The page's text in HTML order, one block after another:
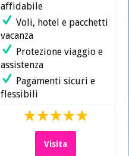
affidabile
Voli, hotel e pacchetti
vacanza
Protezione viaggio e
assistenza
Pagamenti sicuri e
flessibili
Visita